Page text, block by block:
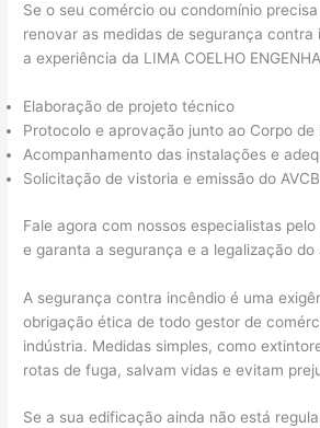
Se o seu comércio ou condomínio
renovar as medidas de segurança
a experiência da LIMA COELHO
Elaboração de projeto técnico
Protocolo e aprovação junto ao Corpo de
Acompanhamento das instalações e
Solicitação de vistoria e emissão do AVCB
Fale agora com nossos especialistas
e garanta a segurança e a legalização do
A segurança contra incêndio é uma
obrigação ética de todo gestor de
indústria. Medidas simples, como
rotas de fuga, salvam vidas e evitam
Se a sua edificação ainda não está